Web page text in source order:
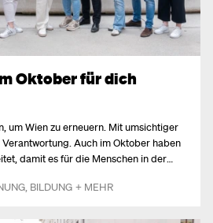
Oktober für dich
um Wien zu erneuern. Mit umsichtiger
Auch im Oktober haben
damit es für die Menschen in der
BILDUNG + MEHR